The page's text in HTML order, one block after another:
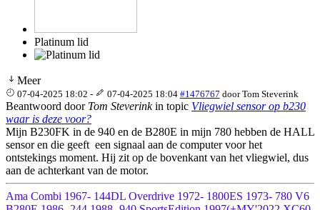
Platinum lid
Meer
07-04-2025 18:02 - 07-04-2025 18:04 #1476767 doorTom Steverink
Beantwoord door Tom Steverinkin topic Vliegwiel sensor op b230
waar is deze voor?
Mijn B230FK in de 940 en de B280E in mijn 780 hebben de HALL
sensor en die geeft een signaal aan de computer voor het
ontstekings moment. Hij zit op de bovenkant van het vliegwiel, dus
aan de achterkant van de motor.
Ama Combi 1967- 144DL Overdrive 1972- 1800ES 1973- 780 V6